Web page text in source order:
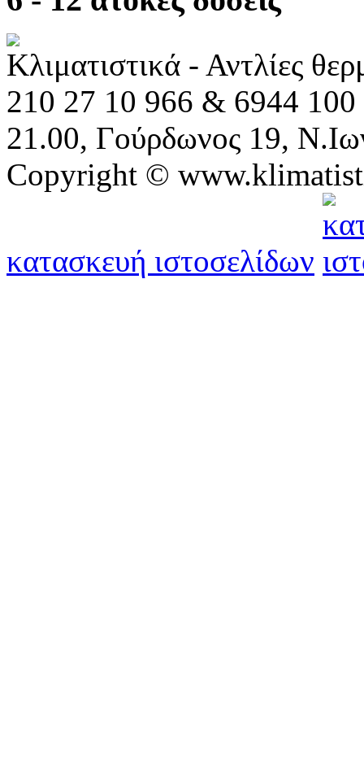
Κλιματιστικά - Αντλίες
210 27 10 966 & 6944 100
21.00, Γούρδωνος 19,
Copyright ©
κατασκευή ιστοσελίδων